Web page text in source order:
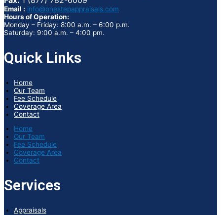
Email : info@onestepappraisals.com
Hours of Operation:
Monday – Friday: 8:00 a.m. – 6:00 p.m.
Saturday: 9:00 a.m. – 4:00 pm.
Quick Links
Home
Our Team
Fee Schedule
Coverage Area
Contact
Home
Our Team
Fee Schedule
Coverage Area
Contact
Services
Appraisals